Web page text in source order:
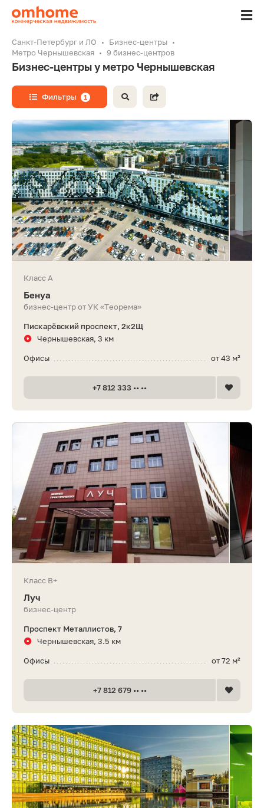
Санкт-Петербург и ЛО
Бизнес-центры
Метро Чернышевская
9 бизнес-центров
Бизнес-центры у метро Чернышевская
Фильтры 1
Класс A
Бенуа
бизнес-центр от УК «Теорема»
Пискарёвский проспект, 2к2Щ
Чернышевская, 3 км
от 43 м²
Офисы
+7 812 333 •• ••
Класс B+
Луч
бизнес-центр
Проспект Металлистов, 7
Чернышевская, 3.5 км
от 72 м²
Офисы
+7 812 679 •• ••